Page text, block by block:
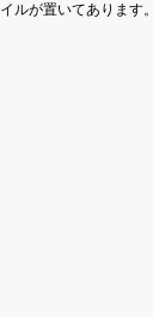
ルが置いてあります。